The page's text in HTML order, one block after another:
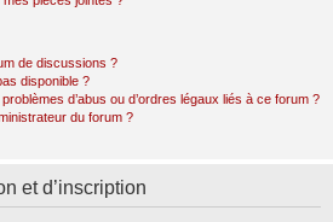
de discussions ?
disponible ?
d’abus ou d’ordres légaux liés à ce forum ?
du forum ?
et d’inscription